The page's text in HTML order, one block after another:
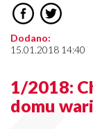
Dodano:
15.01.2018 14:40
1/2018:
domu